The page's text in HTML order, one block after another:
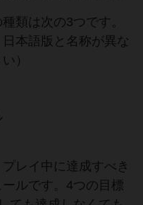
類は次の3つです。
本語版と名称が異な
）
レイ中に達成すべき
ルです。4つの目標